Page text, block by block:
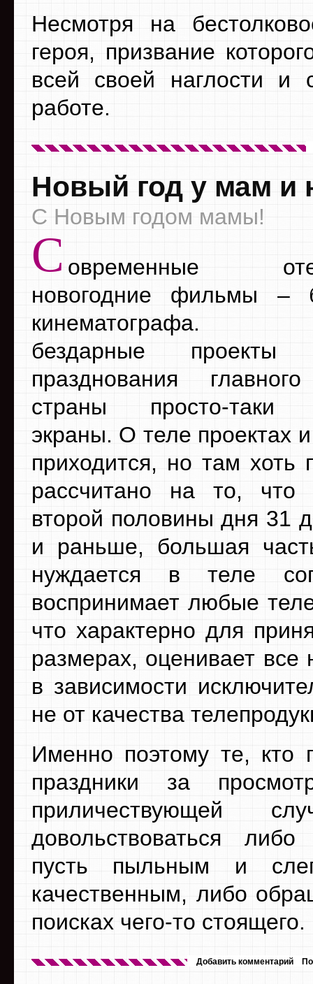
Несмотря на
героя, призвание
всей своей наглости и
работе.
Новый год у мам и
С Новым годом мамы!
С овременные
новогодние фильмы –
кинематографа.
бездарные
празднования
страны просто-таки
экраны. О теле проектах
приходится, но там хоть
рассчитано на то, что
второй половины дня 31
и раньше, большая
нуждается в теле
воспринимает любые
что характерно для
размерах, оценивает все
в зависимости
не от качества
Именно поэтому те, кто
праздники за
приличествующей
довольствоваться
пусть пыльным и
качественным, либо
поисках чего-то стоящего.
Добавить комментарий